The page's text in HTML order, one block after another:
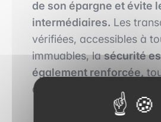
de son épargne et évite
intermédiaires. Les
vérifiées, accessibles à
immuables, lasécurité
également renforcée,
des
frais moins